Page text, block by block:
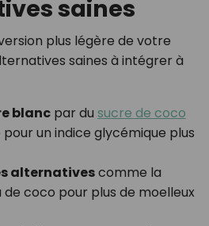
saines
plus légère de votre
saines à intégrer à
blancpar du sucre de coco
pour un indice glycémique plus
alternativescomme la
de coco pour plus de moelleux